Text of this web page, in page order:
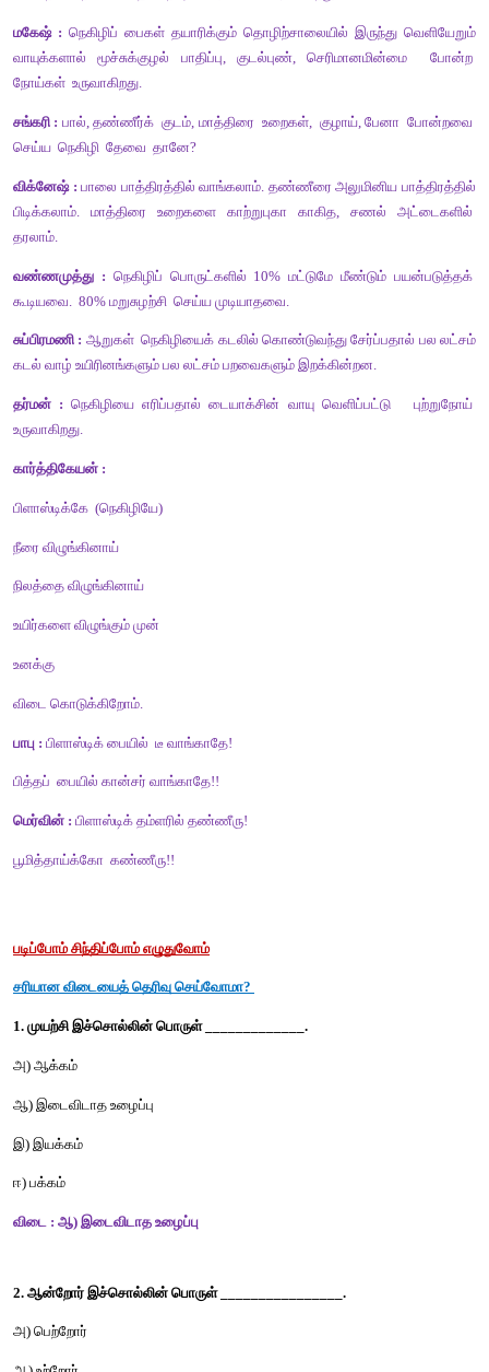
அருண் : என்னென்ன பாதிப்புகள் சொல்லேன்?
சரவணன் : கால்வாய்களை அடைத்து நீர் செல்லவிடாமல், நிலத்தில்
தங்கி நீர் பூமியினுள் செல்ல முடியாமலும் சுற்றுப்புறம்
சாக்லேட், பால்கோவாவில் சுற்றப்பட்ட நெகிழி உறைகளால்
ஆய்வுகள்  கூறுகின்றன.
காயத்ரி :
மகேஷ் : நெகிழிப் பைகள் தயாரிக்கும் தொழிற்சாலையில்
வாயுக்களால் மூச்சுக்குழல் பாதிப்பு, குடல்புண்,
நோய்கள்  உருவாகிறது.
சங்கரி :
விக்னேஷ் : பாலை பாத்திரத்தில் வாங்கலாம். தண்ணீரை
வண்ணமுத்து :
நெகிழிப் பொருட்களில் 10% மட்டுமே
சுப்பிரமணி : ஆறுகள்  நெகிழியைக் கடலில் கொண்டுவந்து
தர்மன் : நெகிழியை எரிப்பதால் டையாக்சின் வாயு
கார்த்திகேயன் :
நீரை விழுங்கினாய்
உனக்கு
விடை கொடுக்கிறோம்.
மெர்வின் : பிளாஸ்டிக் தம்ளரில் தண்ணீரு!
பூமித்தாய்க்கோ  கண்ணீரு!!